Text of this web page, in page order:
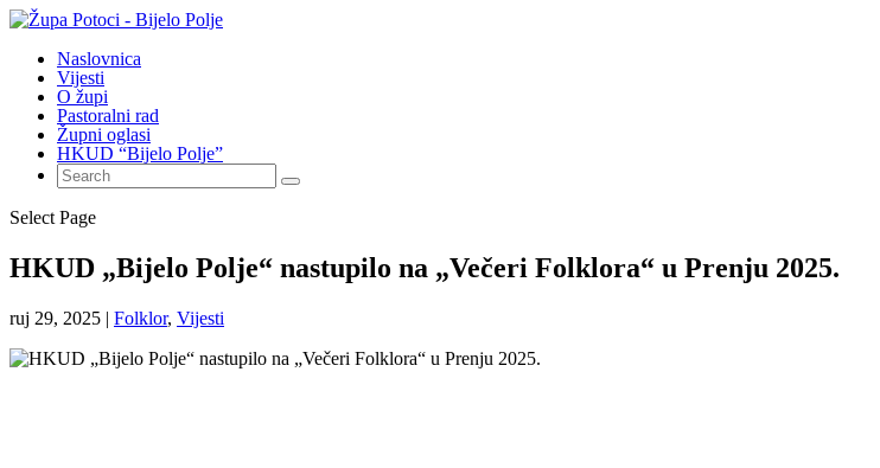
Naslovnica
Vijesti
O župi
Pastoralni rad
Župni oglasi
HKUD “Bijelo Polje”
Select Page
HKUD „Bijelo Polje“ nastupilo na „Večeri Folklora“ u Prenju 2025.
ruj 29, 2025 | Folklor, Vijesti